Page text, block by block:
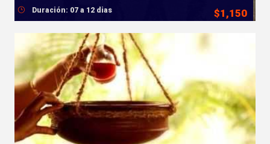
$1,150
Duración: 07 a 12 dias